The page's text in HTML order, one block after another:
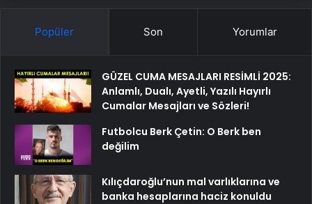
Popüler Son Yorumlar
GÜZEL CUMA MESAJLARI RESİMLİ 2025:
Anlamlı, Dualı, Ayetli, Yazılı Hayırlı
Cumalar Mesajları ve Sözleri!
Futbolcu Berk Çetin: O Berk ben
değilim
Kılıçdaroğlu’nun mal varlıklarına ve
banka hesaplarına haciz konuldu